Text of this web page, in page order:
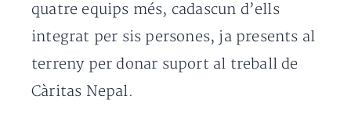
quatre equips més, cadascun d’ells
integrat per sis persones, ja presents al
terreny per donar suport al treball de
Càritas Nepal.